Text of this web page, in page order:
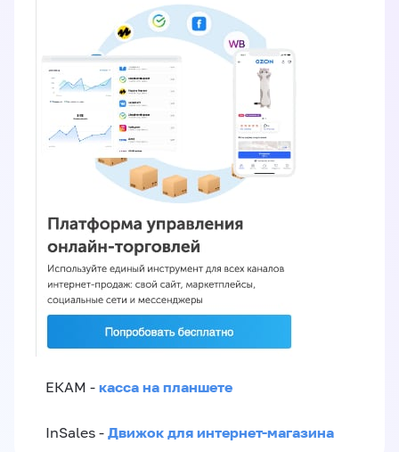
ЕКАМ - касса на планшете
InSales - Движок для интернет-магазина